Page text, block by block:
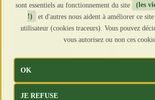
sont essentiels au fonctionnement du site
(les
!)
et d'autres nous aident à améliorer ce
utilisateur (cookies traceurs). Vous pouvez
vous autorisez ou non ces
OK
JE REFUSE